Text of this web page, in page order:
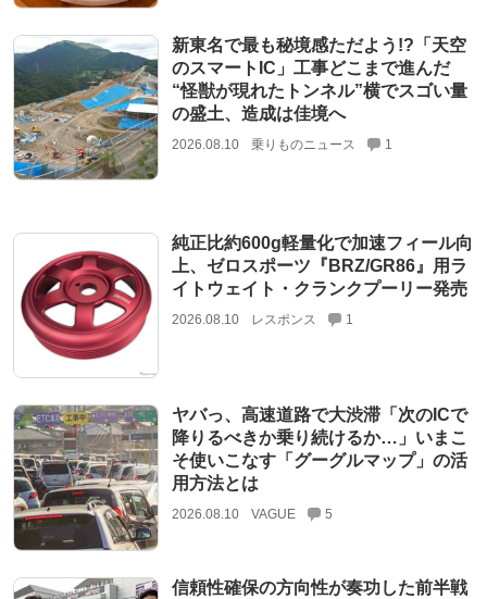
新東名で最も秘境感ただよう!?「天空
のスマートIC」工事どこまで進んだ
“怪獣が現れたトンネル”横でスゴい量
の盛土、造成は佳境へ
2026.08.10 乗りものニュース 1
純正比約600g軽量化で加速フィール向
上、ゼロスポーツ『BRZ/GR86』用ラ
イトウェイト・クランクプーリー発売
2026.08.10 レスポンス 1
ヤバっ、高速道路で大渋滞「次のICで
降りるべきか乗り続けるか…」いまこ
そ使いこなす「グーグルマップ」の活
用方法とは
2026.08.10 VAGUE 5
信頼性確保の方向性が奏功した前半戦